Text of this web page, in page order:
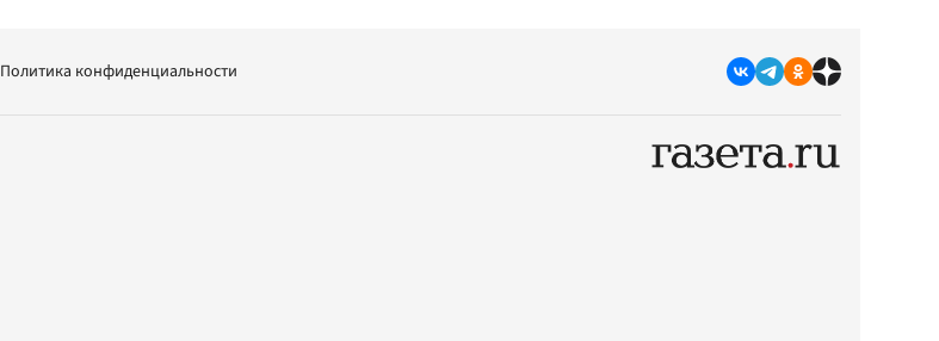
Политика конфиденциальности